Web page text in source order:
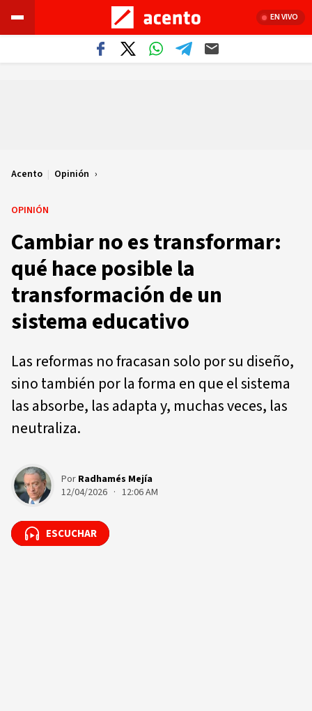
EN VIVO
Acento | Opinión
OPINIÓN
Cambiar no es transformar:
qué hace posible la
transformación de un
sistema educativo
Las reformas no fracasan solo por su diseño,
sino también por la forma en que el sistema
las absorbe, las adapta y, muchas veces, las
neutraliza.
Por Radhamés Mejía
12/04/2026 · 12:06 AM
ESCUCHAR
ESCUCHAR